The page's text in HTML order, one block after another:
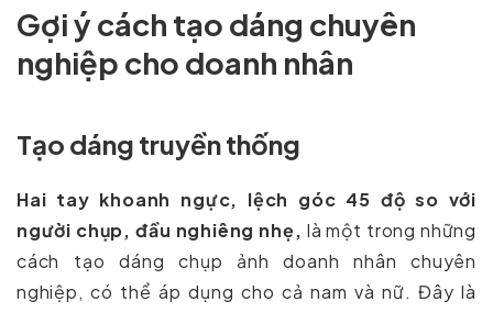
Gợi ý cách tạo dáng chuyên
nghiệp cho doanh nhân
Tạo dáng truyền thống
Hai tay khoanh ngực, lệch góc 45 độ so với
người chụp, đầu nghiêng nhẹ, là một trong những
cách tạo dáng chụp ảnh doanh nhân chuyên
nghiệp, có thể áp dụng cho cả nam và nữ. Đây là